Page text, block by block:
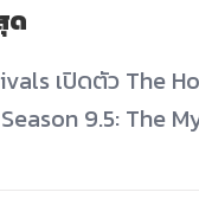
ด
เปิดตัว The
9.5: The